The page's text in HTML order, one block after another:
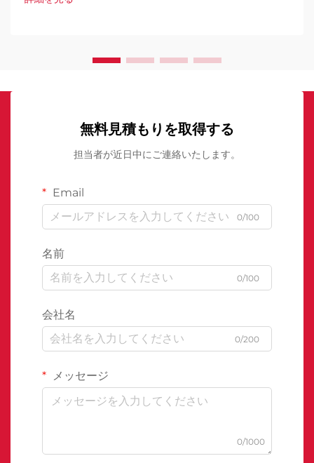
無料見積もりを取得する
担当者が近日中にご連絡いたします。
Email
0/100
名前
0/100
会社名
0/200
メッセージ
0/1000